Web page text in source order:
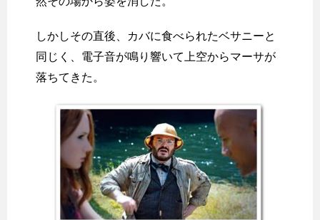
しかしその直後、カバに食べられたベサニーと
同じく、電子音が鳴り響いて上空からマーサが
落ちてきた。